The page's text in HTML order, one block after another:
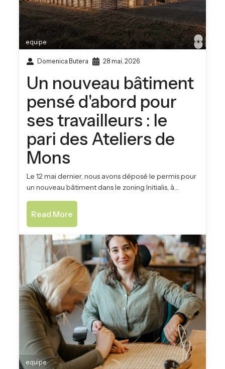
equipe
Domenica Butera 28 mai, 2026
Un nouveau bâtiment
pensé d'abord pour
ses travailleurs : le
pari des Ateliers de
Mons
Le 12 mai dernier, nous avons déposé le permis pour
un nouveau bâtiment dans le zoning Initialis, à…
Read More
equipe